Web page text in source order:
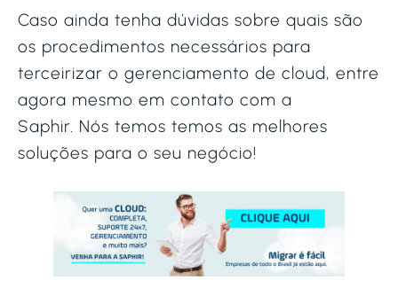
Caso ainda tenha dúvidas sobre quais são
os procedimentos necessários para
terceirizar o gerenciamento de cloud, entre
agora mesmo em contato com a
Saphir. Nós temos temos as melhores
soluções para o seu negócio!